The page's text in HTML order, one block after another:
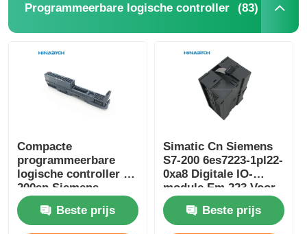
Programmeerbare logische controller (83)
Compacte
programmeerbare
logische controller Et
200sp Siemens
6es7193-6bp20-0ba0
Beste prijs
Simatic Cn Siemens
S7-200 6es7223-1pl22-
0xa8 Digitale IO-
module Em 223 Voor
S7-22X CPU 16 Di 24V
DC
Beste prijs